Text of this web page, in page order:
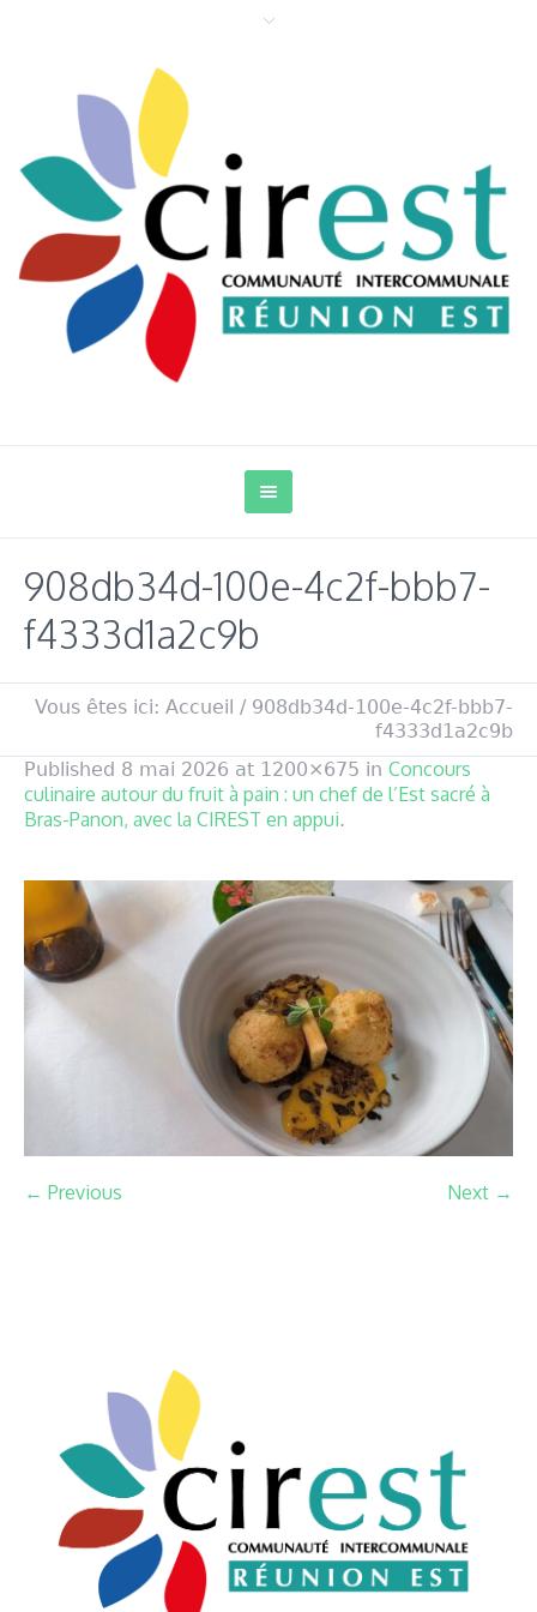
908db34d-100e-4c2f-bbb7-
f4333d1a2c9b
Vous êtes ici: Accueil / 908db34d-100e-4c2f-bbb7-
f4333d1a2c9b
Published 8 mai 2026 at 1200×675 in Concours
culinaire autour du fruit à pain : un chef de l’Est sacré à
Bras-Panon, avec la CIREST en appui.
← Previous Next →